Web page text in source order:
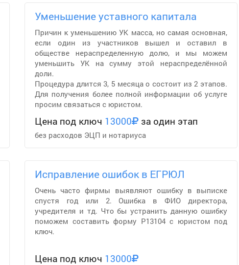
Уменьшение уставного капитала
Причин к уменьшению УК масса, но самая основная,
если один из участников вышел и оставил в
обществе нераспределенную долю, и мы можем
уменьшить УК на сумму этой нераспределённой
доли.
Процедура длится 3, 5 месяца о состоит из 2 этапов.
Для получения более полной информации об услуге
просим связаться с юристом.
Цена под ключ 13000 за один этап
без расходов ЭЦП и нотариуса
Исправление ошибок в ЕГРЮЛ
Очень часто фирмы выявляют ошибку в выписке
спустя год или 2. Ошибка в ФИО директора,
учредителя и тд. Что бы устранить данную ошибку
поможем составить форму Р13104 с юристом под
ключ.
Цена под ключ 13000